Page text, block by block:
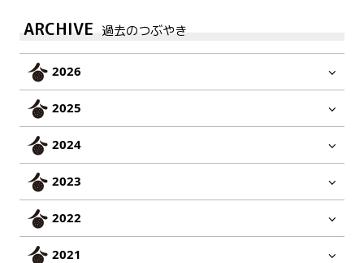
ARCHIVE 過去のつぶやき
2026
2025
2024
2023
2022
2021